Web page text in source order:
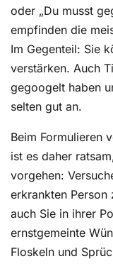
oder „Du musst
empfinden die
Im Gegenteil: Sie
verstärken. Auch
gegoogelt haben
selten gut an.
Beim Formulieren
ist es daher
vorgehen:
erkrankten Person
auch Sie in ihrer
ernstgemeinte
Floskeln und